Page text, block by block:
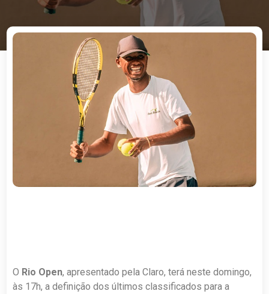
O Rio Open, apresentado pela Claro, terá neste domingo,
às 17h, a definição dos últimos classificados para a